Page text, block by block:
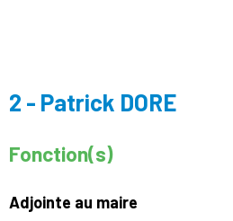
2 - Patrick DORE
Fonction(s)
Adjointe au maire